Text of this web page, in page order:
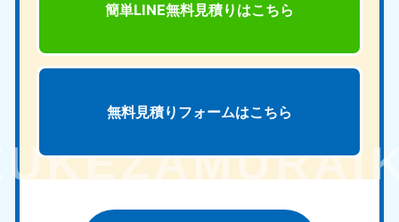
簡単LINE無料見積りはこちら
無料見積りフォームはこちら